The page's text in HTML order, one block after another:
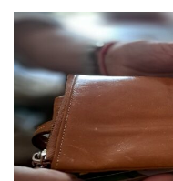
at
s
A
p
p
c
e
b
o
o
k
tt
er